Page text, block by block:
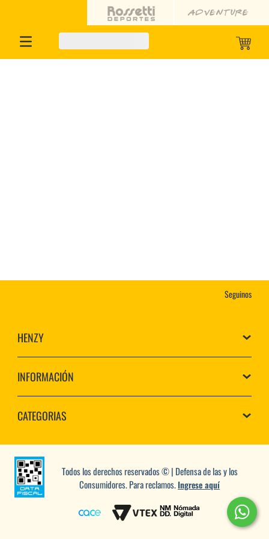
Seguinos
HENZY
INFORMACIÓN
CATEGORIAS
Todos los derechos reservados © | Defensa de las y los
Consumidores. Para reclamos.Ingrese aquí